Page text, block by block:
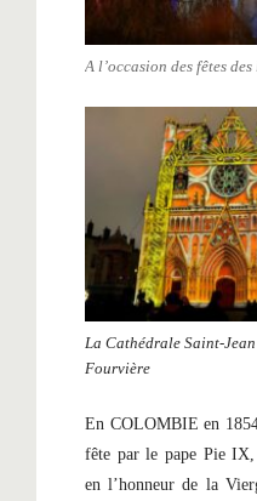
A l’occasion des fêtes
La Cathédrale Saint-
Fourvière
En COLOMBIE en
fête par le pape Pie IX,
en l’honneur de la